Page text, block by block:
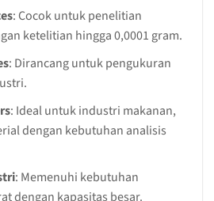
: Cocok untuk penelitian
ketelitian hingga 0,0001 gram.
: Dirancang untuk pengukuran
: Ideal untuk industri makanan,
dengan kebutuhan analisis
: Memenuhi kebutuhan
dengan kapasitas besar.